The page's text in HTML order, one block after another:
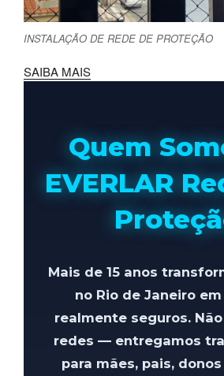
INSTALAÇÃO DE REDE DE PROTEÇÃO
SAIBA MAIS
Quem
EVERLAR
Mais de 15 anos
no Rio de Janeiro
realmente seguros.
redes — entregamos
para mães, pais,